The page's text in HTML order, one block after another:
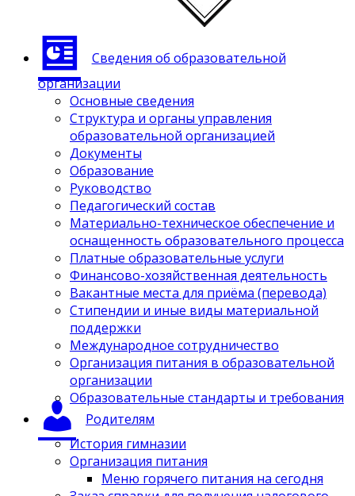
Сведения об образовательной
организации
Основные сведения
Структура и органы управления
образовательной организацией
Документы
Образование
Руководство
Педагогический состав
Материально-техническое обеспечение и
оснащенность образовательного процесса
Платные образовательные услуги
Финансово-хозяйственная деятельность
Вакантные места для приёма (перевода)
Стипендии и иные виды материальной
поддержки
Международное сотрудничество
Организация питания в образовательной
организации
Образовательные стандарты и требования
Родителям
История гимназии
Организация питания
Меню горячего питания на сегодня